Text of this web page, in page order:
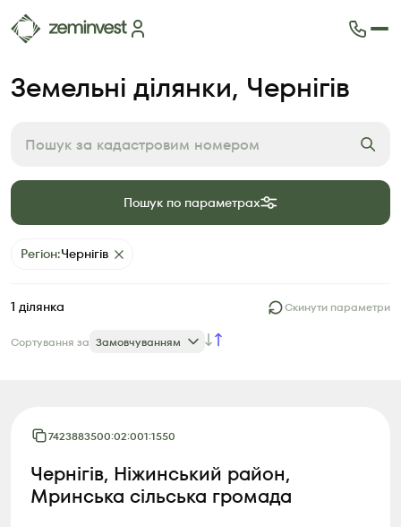
Ділянки
Карта ділянок
Блог
FAQ
Контакти
Земельні ділянки, Чернігів
Пошук по параметрах
Регіон:Чернігів
1 ділянка Скинути параметри
Сортування за Замовчуванням
7423883500:02:001:1550
Чернігів, Ніжинський район,
Мринська сільська громада